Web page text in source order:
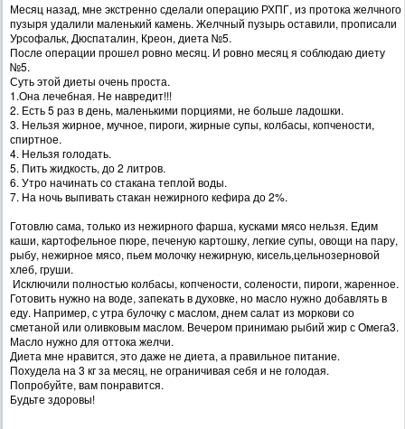
Месяц назад, мне экстренно сделали операцию РХПГ, из протока желчного
пузыря удалили маленький камень. Желчный пузырь оставили, прописали
Урсофальк, Дюспаталин, Креон, диета №5.
После операции прошел ровно месяц. И ровно месяц я соблюдаю диету
№5.
Суть этой диеты очень проста.
1.Она лечебная. Не навредит!!!
2. Есть 5 раз в день, маленькими порциями, не больше ладошки.
3. Нельзя жирное, мучное, пироги, жирные супы, колбасы, копчености,
спиртное.
4. Нельзя голодать.
5. Пить жидкость, до 2 литров.
6. Утро начинать со стакана теплой воды.
7. На ночь выпивать стакан нежирного кефира до 2%.
Готовлю сама, только из нежирного фарша, кусками мясо нельзя. Едим
каши, картофельное пюре, печеную картошку, легкие супы, овощи на пару,
рыбу, нежирное мясо, пьем молочку нежирную, кисель,цельнозерновой
хлеб, груши.
Исключили полностью колбасы, копчености, солености, пироги, жаренное.
Готовить нужно на воде, запекать в духовке, но масло нужно добавлять в
еду. Например, с утра булочку с маслом, днем салат из моркови со
сметаной или оливковым маслом. Вечером принимаю рыбий жир с Омега3.
Масло нужно для оттока желчи.
Диета мне нравится, это даже не диета, а правильное питание.
Похудела на 3 кг за месяц, не ограничивая себя и не голодая.
Попробуйте, вам понравится.
Будьте здоровы!